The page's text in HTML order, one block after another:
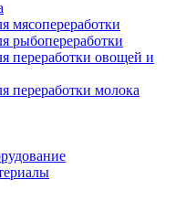
мясопереработки
рыбопереработки
переработки овощей и
переработки молока